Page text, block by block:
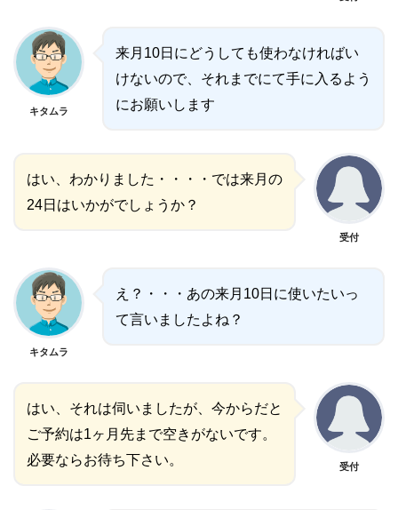
キタムラ
来月10日にどうしても使わなければい
けないので、それまでにて手に入るよう
にお願いします
はい、わかりました・・・・では来月の
24日はいかがでしょうか？
受付
キタムラ
え？・・・あの来月10日に使いたいっ
て言いましたよね？
はい、それは伺いましたが、今からだと
ご予約は1ヶ月先まで空きがないです。
必要ならお待ち下さい。
受付